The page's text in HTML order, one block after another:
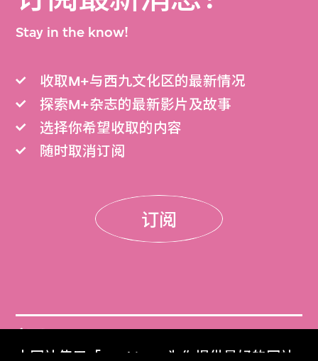
本网站使用「Cookies」为你提供最好的网站
Stay in the know!
收取M+与西九文化区的最新情况
探索M+杂志的最新影片及故事
选择你希望收取的内容
随时取消订阅
订阅
门票